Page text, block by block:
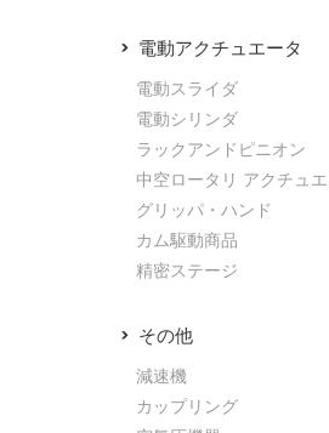
電動アクチュエータ
電動スライダ
電動シリンダ
ラックアンドピニオン
中空ロータリ アクチュ
グリッパ・ハンド
カム駆動商品
精密ステージ
その他
減速機
カップリング